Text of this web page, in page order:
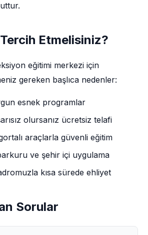
Etmelisiniz?
eğitimi merkezi için
gereken başlıca nedenler:
esnek programlar
olursanız ücretsiz telafi
araçlarla güvenli eğitim
ve şehir içi uygulama
kısa sürede ehliyet
Sorular